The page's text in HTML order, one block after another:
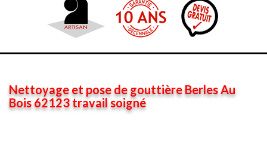
Nettoyage et pose de gouttière Berles Au
Bois 62123 travail soigné